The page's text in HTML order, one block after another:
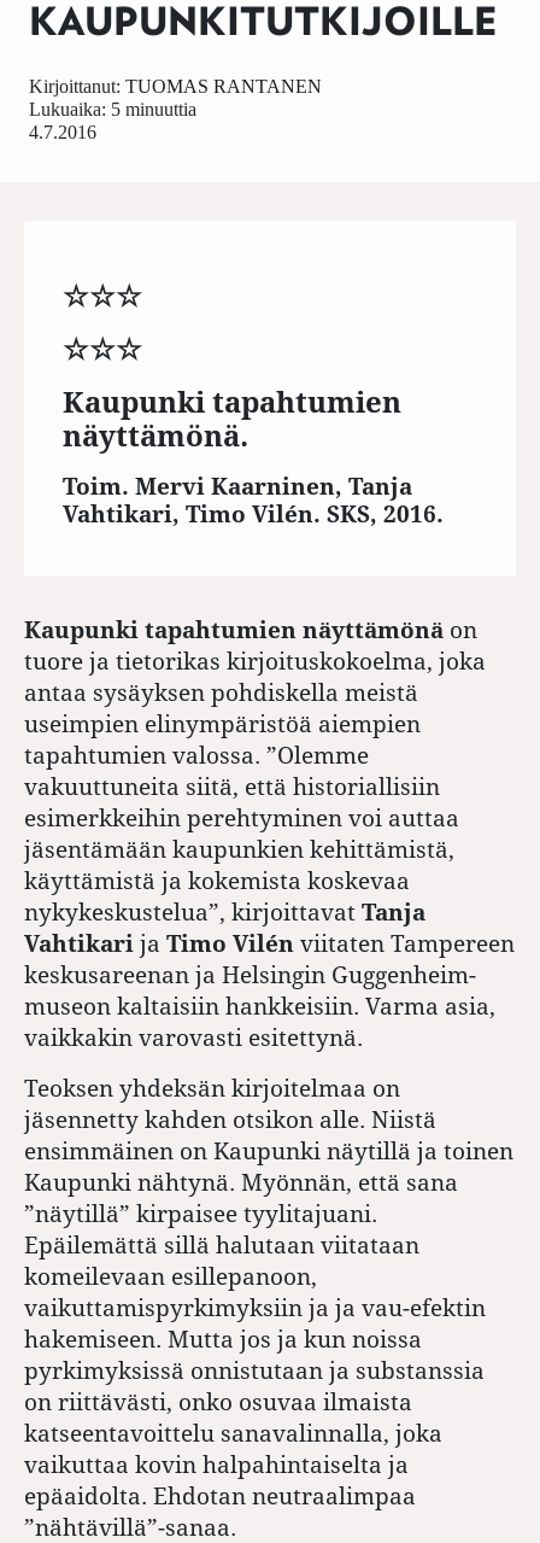
KAUPUNKITUTKIJOILLE
4.7.2016
Kirjoittanut: TUOMAS RANTANEN
Lukuaika: 5 minuuttia
☆☆☆
☆☆☆
Kaupunki tapahtumien
näyttämönä.
Toim. Mervi Kaarninen, Tanja
Vahtikari, Timo Vilén. SKS, 2016.
Kaupunki tapahtumien näyttämönä on
tuore ja tietorikas kirjoituskokoelma, joka
antaa sysäyksen pohdiskella meistä
useimpien elinympäristöä aiempien
tapahtumien valossa. ”Olemme
vakuuttuneita siitä, että historiallisiin
esimerkkeihin perehtyminen voi auttaa
jäsentämään kaupunkien kehittämistä,
käyttämistä ja kokemista koskevaa
nykykeskustelua”, kirjoittavat Tanja
Vahtikari ja Timo Vilén viitaten Tampereen
keskusareenan ja Helsingin Guggenheim-
museon kaltaisiin hankkeisiin. Varma asia,
vaikkakin varovasti esitettynä.
Teoksen yhdeksän kirjoitelmaa on
jäsennetty kahden otsikon alle. Niistä
ensimmäinen on Kaupunki näytillä ja toinen
Kaupunki nähtynä. Myönnän, että sana
”näytillä” kirpaisee tyylitajuani.
Epäilemättä sillä halutaan viitataan
komeilevaan esillepanoon,
vaikuttamispyrkimyksiin ja ja vau-efektin
hakemiseen. Mutta jos ja kun noissa
pyrkimyksissä onnistutaan ja substanssia
on riittävästi, onko osuvaa ilmaista
katseentavoittelu sanavalinnalla, joka
vaikuttaa kovin halpahintaiselta ja
epäaidolta. Ehdotan neutraalimpaa
”nähtävillä”-sanaa.